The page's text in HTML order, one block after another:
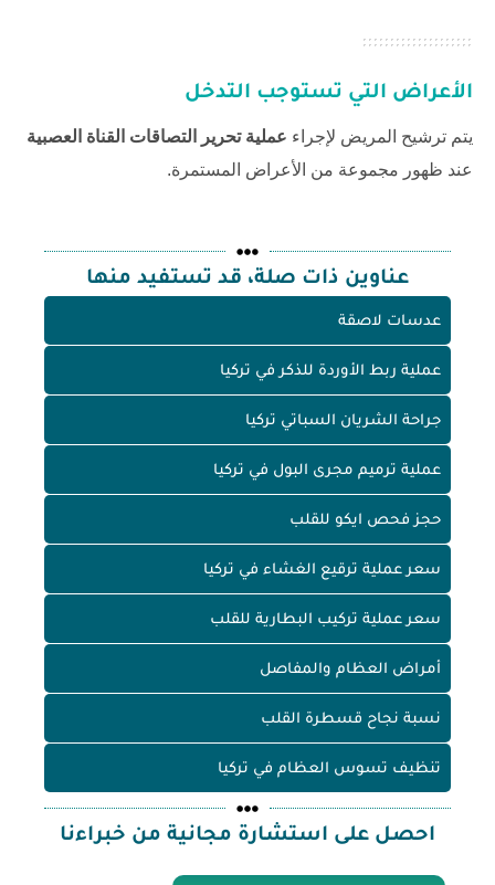
الأعراض التي تستوجب التدخل
يتم ترشيح المريض لإجراء عملية تحرير التصاقات القناة العصبية
عند ظهور مجموعة من الأعراض المستمرة.
عناوين ذات صلة، قد تستفيد منها
عدسات لاصقة
عملية ربط الأوردة للذكر في تركيا
جراحة الشريان السباتي تركيا
عملية ترميم مجرى البول في تركيا
حجز فحص ايكو للقلب
سعر عملية ترقيع الغشاء في تركيا
سعر عملية تركيب البطارية للقلب
أمراض العظام والمفاصل
نسبة نجاح قسطرة القلب
تنظيف تسوس العظام في تركيا
احصل على استشارة مجانية من خبراءنا